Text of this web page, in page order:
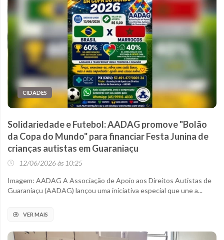
CIDADES
Solidariedade e Futebol: AADAG promove "Bolão
da Copa do Mundo" para financiar Festa Junina de
crianças autistas em Guaraniaçu
12/06/2026 às 10:25
Imagem: AADAG A Associação de Apoio aos Direitos Autistas de
Guaraniaçu (AADAG) lançou uma iniciativa especial que une a...
VER MAIS